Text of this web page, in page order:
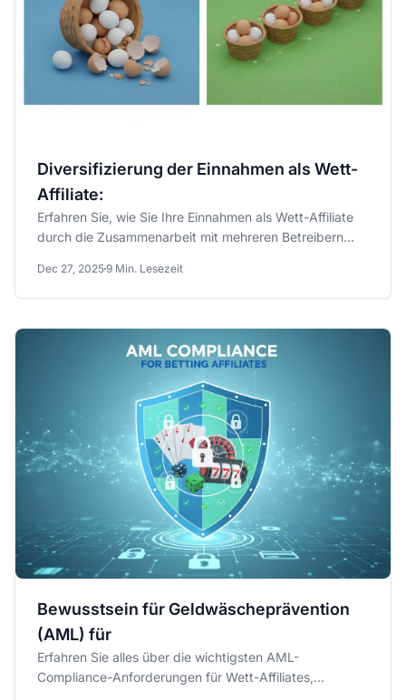
Diversifizierung der Einnahmen als Wett-
Affiliate:
Erfahren Sie, wie Sie Ihre Einnahmen als Wett-Affiliate
durch die Zusammenarbeit mit mehreren Betreibern
Dec 27, 20259 Min. Lesezeit
Bewusstsein für Geldwäscheprävention
(AML) für
Erfahren Sie alles über die wichtigsten AML-
Compliance-Anforderungen für Wett-Affiliates,